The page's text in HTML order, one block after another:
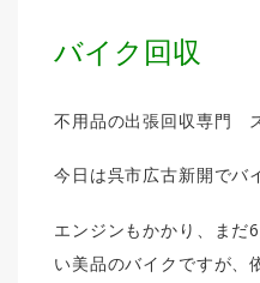
バイク回収
不用品の出張回収専門
今日は呉市広古新開でバ
エンジンもかかり、ま
い美品のバイクですが、